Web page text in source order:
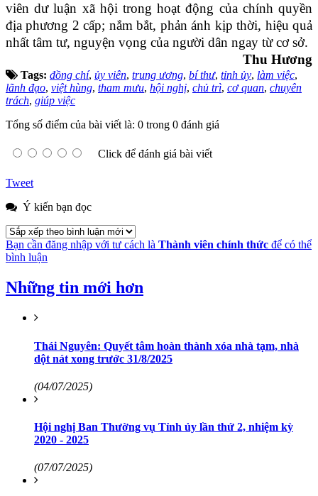
viên dư luận xã hội trong hoạt động của chính quyền
địa phương 2 cấp; nắm bắt, phản ánh kịp thời, hiệu quả
nhất tâm tư, nguyện vọng của người dân ngay từ cơ sở.
Thu Hương
Tags: đồng chí, ủy viên, trung ương, bí thư, tỉnh ủy, làm việc,
lãnh đạo, việt hùng, tham mưu, hội nghị, chủ trì, cơ quan, chuyên
trách, giúp việc
Tổng số điểm của bài viết là: 0 trong 0 đánh giá
Click để đánh giá bài viết
Tweet
Ý kiến bạn đọc
Bạn cần đăng nhập với tư cách là Thành viên chính thức để có thể
bình luận
Những tin mới hơn
Thái Nguyên: Quyết tâm hoàn thành xóa nhà tạm, nhà
dột nát xong trước 31/8/2025
(04/07/2025)
Hội nghị Ban Thường vụ Tỉnh ủy lần thứ 2, nhiệm kỳ
2020 - 2025
(07/07/2025)